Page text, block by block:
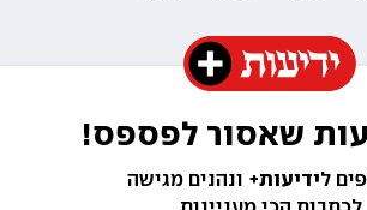
שאסור לפספס!
לידיעות+ ונהנים מגישה